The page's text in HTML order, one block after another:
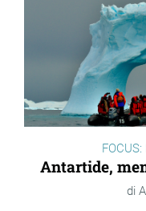
Antartide,